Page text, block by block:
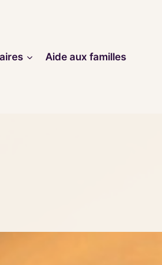
Aide aux familles